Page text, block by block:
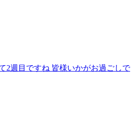
2週目ですね 皆様いかがお過ごしで